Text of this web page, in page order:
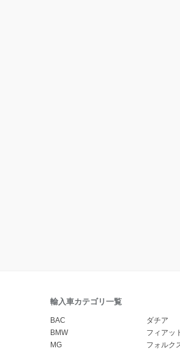
輸入車カテゴリ一覧
BAC
BMW
MG
ダチア
フィアッ
フォルク